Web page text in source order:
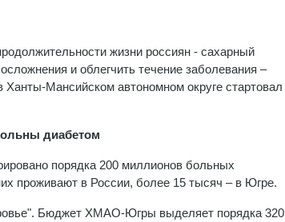
жизни россиян - сахарный
и облегчить течение заболевания –
Мансийском автономном округе стартовал
диабетом
порядка 200 миллионов больных
проживают в России, более 15 тысяч – в Югре.
Бюджет ХМАО-Югры выделяет порядка 320